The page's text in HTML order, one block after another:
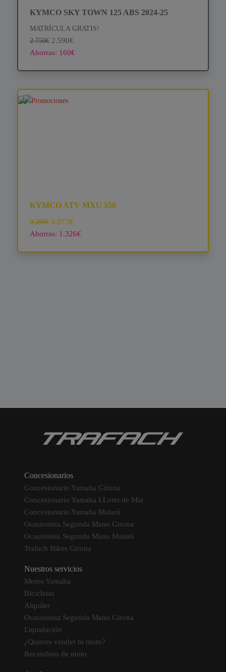
KYMCO SKY TOWN 125 ABS 2024-25
MATRÍCULA GRATIS!
2.750€ 2.590€
Ahorras: 160€
KYMCO ATV MXU 550
9.399€ 8.073€
Ahorras: 1.326€
Concesionarios
Concesionario Yamaha Girona
Concesionario Yamaha LLoret de Mar
Concesionario Yamaha Mataró
Ocasionista Segunda Mano Girona
Ocasionista Segunda Mano Mataró
Trafach Bikes Girona
Nuestros servicios
Motos Yamaha
Bicicletas
Alquiler
Ocasionista Segunda Mano Girona
Liquidación
¿Quieres vender tu moto?
Recambios de moto